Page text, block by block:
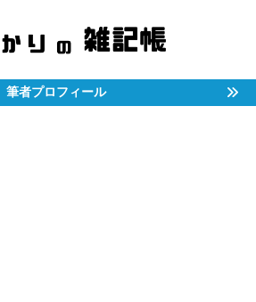
筆者プロフィール